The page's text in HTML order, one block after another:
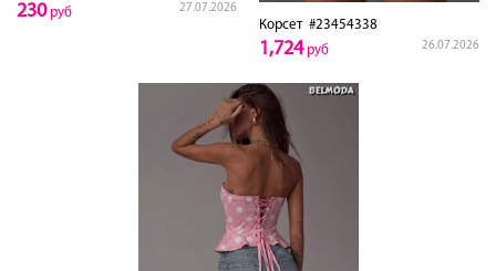
27.07.2026
230руб
Корсет#23454338
26.07.2026
1,724руб